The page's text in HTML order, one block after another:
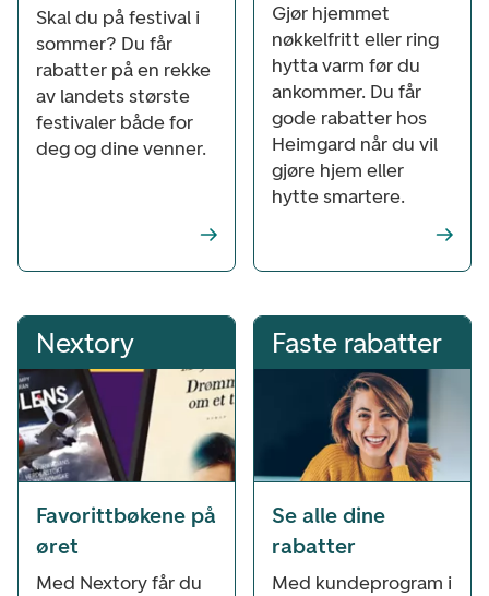
Skal du på festival i
sommer? Du får
rabatter på en rekke
av landets største
festivaler både for
deg og dine venner.
Gjør hjemmet
nøkkelfritt eller ring
hytta varm før du
ankommer. Du får
gode rabatter hos
Heimgard når du vil
gjøre hjem eller
hytte smartere.
Nextory
Favorittbøkene på
øret
Med Nextory får du
Faste rabatter
Se alle dine
rabatter
Med kundeprogram i